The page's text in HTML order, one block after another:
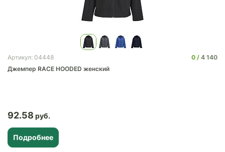
Артикул: 04448 0
4 140
Джемпер RACE HOODED женский
92.58
Подробнее